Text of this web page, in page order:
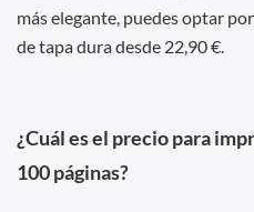
más elegante, puedes optar
de tapa dura desde 22,90 €.
¿Cuál es el precio para
100 páginas?